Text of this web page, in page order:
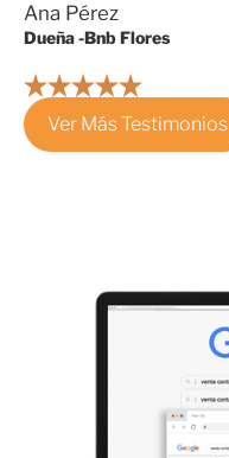
Ana Pérez
Dueña -Bnb Flores
Ver Más Testimonios